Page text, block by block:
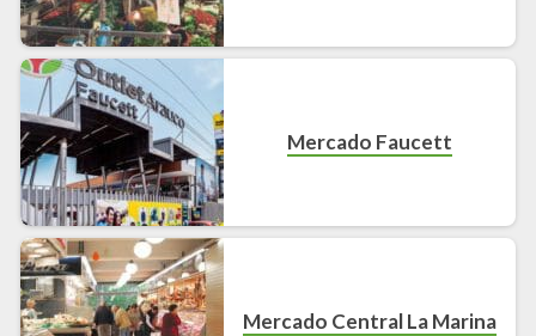
Mercado Faucett
Mercado Central La Marina